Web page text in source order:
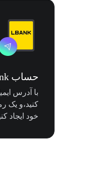
حساب LBank رایگان خود را ایجاد کنید
کنید،و یک
خود ایجاد